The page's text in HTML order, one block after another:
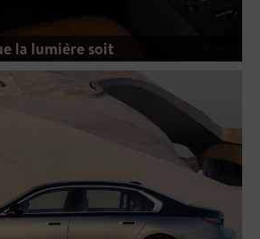
la lumière soit